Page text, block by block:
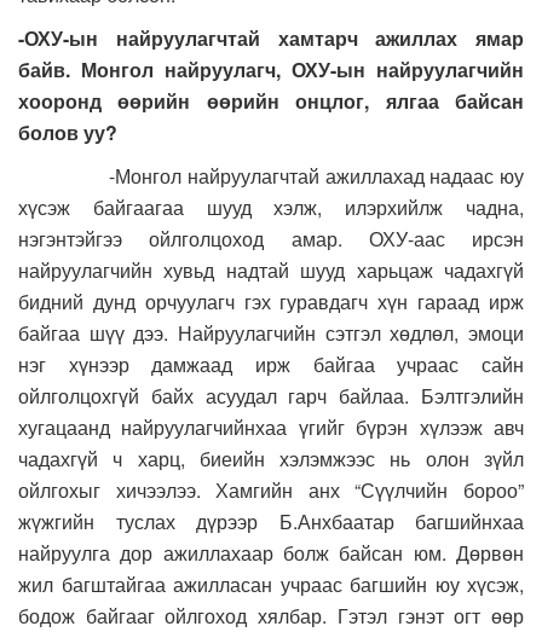
-ОХУ-ын найруулагчтай хамтарч ажиллах ямар
байв. Монгол найруулагч, ОХУ-ын найруулагчийн
хооронд өөрийн өөрийн онцлог, ялгаа байсан
болов уу?
-Монгол найруулагчтай ажиллахад надаас юу
хүсэж байгаагаа шууд хэлж, илэрхийлж чадна,
нэгэнтэйгээ ойлголцоход амар. ОХУ-аас ирсэн
найруулагчийн хувьд надтай шууд харьцаж чадахгүй
бидний дунд орчуулагч гэх гуравдагч хүн гараад ирж
байгаа шүү дээ. Найруулагчийн сэтгэл хөдлөл, эмоци
нэг хүнээр дамжаад ирж байгаа учраас сайн
ойлголцохгүй байх асуудал гарч байлаа. Бэлтгэлийн
хугацаанд найруулагчийнхаа үгийг бүрэн хүлээж авч
чадахгүй ч харц, биеийн хэлэмжээс нь олон зүйл
ойлгохыг хичээлээ. Хамгийн анх “Сүүлчийн бороо”
жүжгийн туслах дүрээр Б.Анхбаатар багшийнхаа
найруулга дор ажиллахаар болж байсан юм. Дөрвөн
жил багштайгаа ажилласан учраас багшийн юу хүсэж,
бодож байгааг ойлгоход хялбар. Гэтэл гэнэт огт өөр